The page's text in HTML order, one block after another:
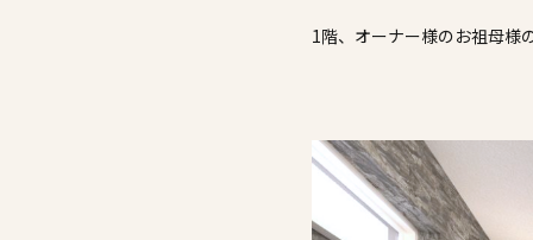
1階、オーナー様のお祖母様